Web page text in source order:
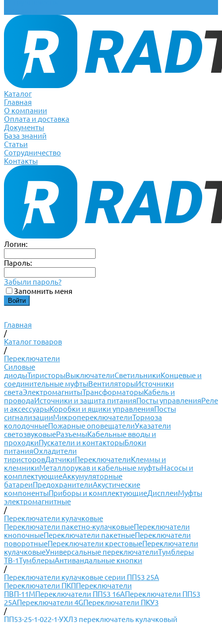
Каталог
Главная
О компании
Оплата и доставка
Документы
База знаний
Статьи
Сотрудничество
Контакты
Логин:
Пароль:
Забыли пароль?
Запомнить меня
Главная
/
Каталог товаров
/
Переключатели
Силовые
диодыТиристорыВыключателиСветильникиКонцевые и
соединительные муфтыВентиляторыИсточники
светаЭлектромагнитыТрансформаторыКабель и
проводаИсточники и защита питанияПосты управленияРеле
и аксессуарыКоробки и ящики управленияПосты
сигнализацииМикропереключателиТормоза
колодочныеПожарные оповещателиУказатели
светозвуковыеРазъемыКабельные вводы и
проходкиПускатели и контакторыБлоки
питанияОхладители
тиристоровДатчикиПереключателиКлеммы и
клемникиМеталлорукав и кабельные муфтыНасосы и
комплектующиеАккумуляторные
батареиПредохранителиАкустические
компонентыПриборы и комплектующиеДисплеиМуфты
электромагнитные
/
Переключатели кулачковые
Переключатели пакетно-кулачковыеПереключатели
кнопочныеПереключатели пакетныеПереключатели
поворотныеПереключатели крестовыеПереключатели
кулачковыеУниверсальные переключателиТумблеры
ТВ-1ТумблерыАнтивандальные кнопки
/
Переключатели кулачковые серии ПП53 25А
Переключатели ПКППереключатели
ПВП-11МПереключатели ПП53 16АПереключатели ПП53
25АПереключатели 4GПереключатели ПКУ3
/
ПП53-25-1-022-1-УХЛ3 переключатель кулачковый